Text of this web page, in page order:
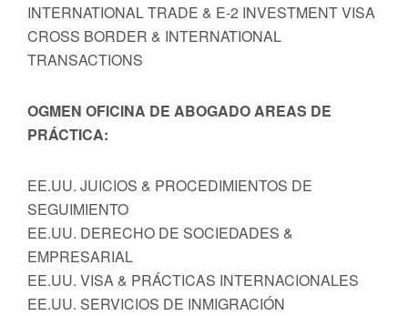
INTERNATIONAL TRADE & E-2 INVESTMENT VISA
CROSS BORDER & INTERNATIONAL
TRANSACTIONS
OGMEN OFICINA DE ABOGADO AREAS DE
PRÁCTICA:
EE.UU. JUICIOS & PROCEDIMIENTOS DE
SEGUIMIENTO
EE.UU. DERECHO DE SOCIEDADES &
EMPRESARIAL
EE.UU. VISA & PRÁCTICAS INTERNACIONALES
EE.UU. SERVICIOS DE INMIGRACIÓN